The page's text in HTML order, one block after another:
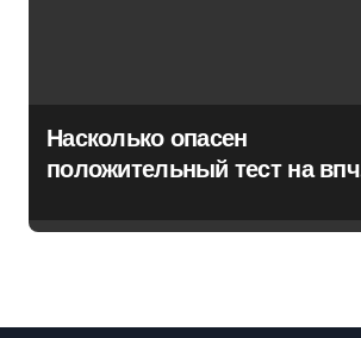
Насколько опасен
положительный тест на впч